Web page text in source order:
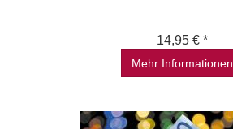
14,95 € *
Mehr Informationen